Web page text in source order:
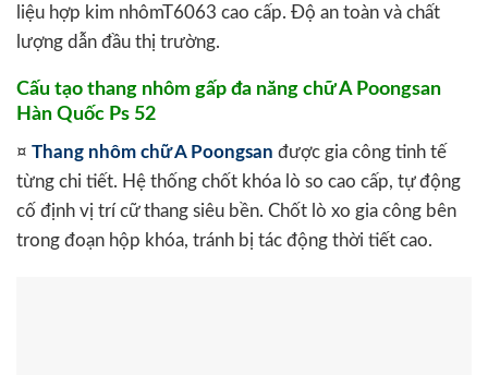
liệu hợp kim nhômT6063 cao cấp. Độ an toàn và chất
lượng dẫn đầu thị trường.
Cấu tạo thang nhôm gấp đa năng chữ A Poongsan
Hàn Quốc Ps 52
¤ Thang nhôm chữ A Poongsan được gia công tinh tế
từng chi tiết. Hệ thống chốt khóa lò so cao cấp, tự động
cố định vị trí cữ thang siêu bền. Chốt lò xo gia công bên
trong đoạn hộp khóa, tránh bị tác động thời tiết cao.